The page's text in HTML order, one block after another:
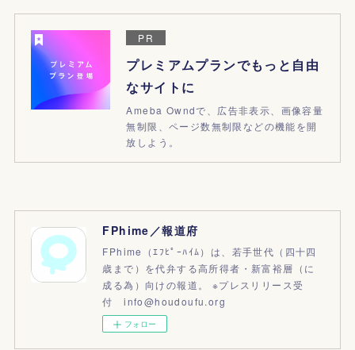
PR
プレミアムプランでもっと自由
なサイトに
Ameba Owndで、広告非表示、画像容量
無制限、ページ数無制限などの機能を開
放しよう。
FPhime／報道府
FPhime（ｴﾌﾋﾟｰﾊｲﾑ）は、若手世代（四十四
歳まで）を代弁する高所得者・新富裕層（に
成る為）向けの報道。 ※プレスリリース受
付 info@houdoufu.org
フォロー